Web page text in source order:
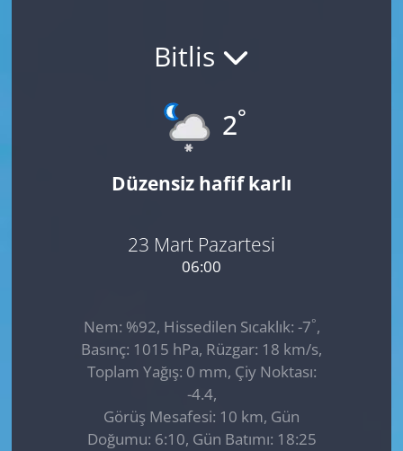
Bitlis
2°
Düzensiz hafif karlı
23 Mart Pazartesi
06:00
Nem: %92, Hissedilen Sıcaklık: -7°,
Basınç: 1015 hPa, Rüzgar: 18 km/s,
Toplam Yağış: 0 mm, Çiy Noktası:
-4.4,
Görüş Mesafesi: 10 km, Gün
Doğumu: 6:10, Gün Batımı: 18:25
HABERDE İNSAN
MAGAZİN
SAĞLIK
SİYASET